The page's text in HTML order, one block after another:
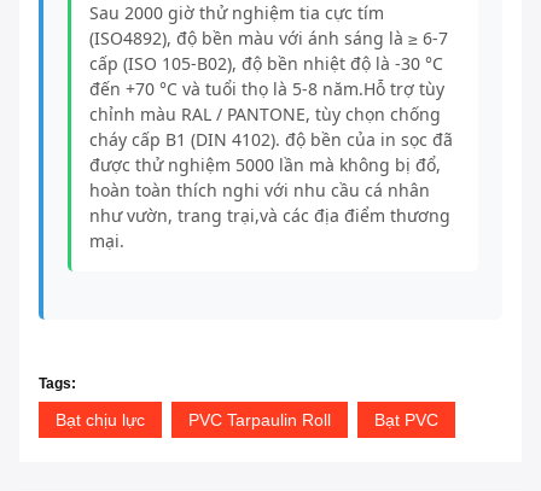
Sau 2000 giờ thử nghiệm tia cực tím
(ISO4892), độ bền màu với ánh sáng là ≥ 6-7
cấp (ISO 105-B02), độ bền nhiệt độ là -30 °C
đến +70 °C và tuổi thọ là 5-8 năm.Hỗ trợ tùy
chỉnh màu RAL / PANTONE, tùy chọn chống
cháy cấp B1 (DIN 4102). độ bền của in sọc đã
được thử nghiệm 5000 lần mà không bị đổ,
hoàn toàn thích nghi với nhu cầu cá nhân
như vườn, trang trại,và các địa điểm thương
mại.
Tags:
Bạt chịu lực PVC Tarpaulin Roll Bạt PVC